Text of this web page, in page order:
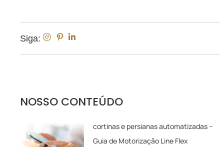
Siga:
NOSSO CONTEÚDO
cortinas e persianas automatizadas –
Guia de Motorização Line Flex